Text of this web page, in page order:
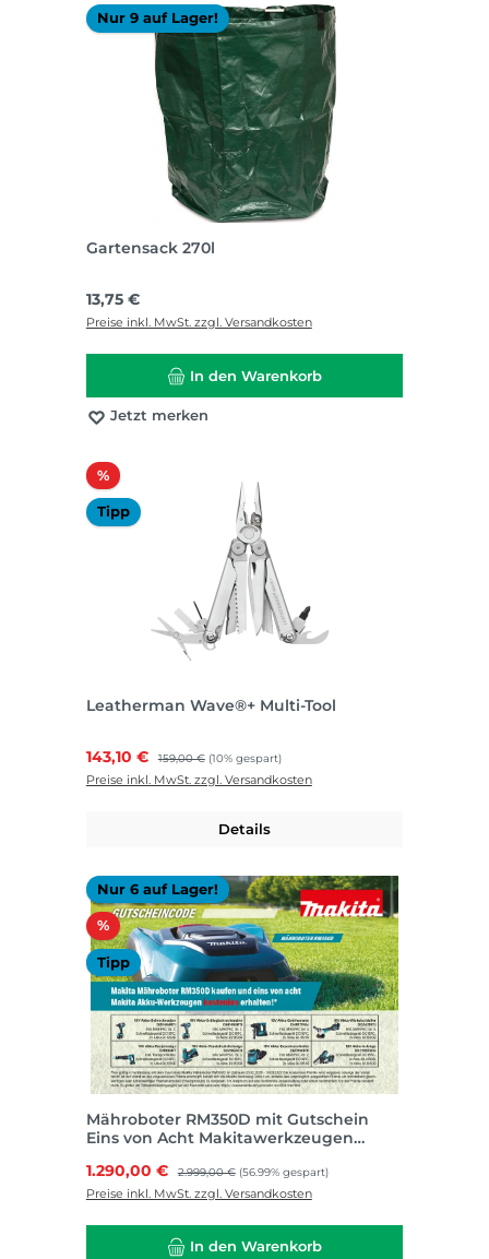
Nur 9 auf Lager!
Gartensack 270l
Regulärer Preis:
13,75 €
Preise inkl. MwSt. zzgl. Versandkosten
In den Warenkorb
Jetzt merken
%Rabatt
Tipp
Leatherman Wave®+ Multi-Tool
Verkaufspreis:
143,10 € Regulärer Preis:
159,00 € (10% gespart)
Preise inkl. MwSt. zzgl. Versandkosten
Details
Nur 6 auf Lager!
%Rabatt
Tipp
Mähroboter RM350D mit Gutschein
Eins von Acht Makitawerkzeugen
Verkaufspreis:
1.290,00 € Regulärer Preis:
2.999,00 € (56.99% gespart)
Preise inkl. MwSt. zzgl. Versandkosten
In den Warenkorb